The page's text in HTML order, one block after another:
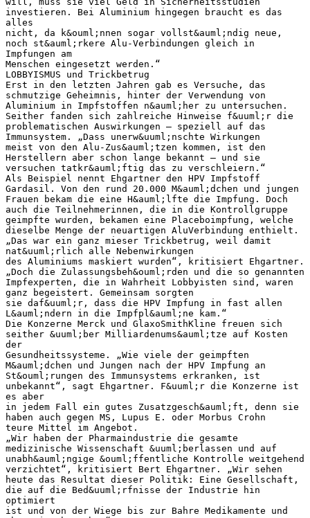
investieren. Bei Aluminium hingegen braucht es das
alles
nicht, da k&ouml;nnen sogar vollst&auml;ndig neue,
noch st&auml;rkere Alu-Verbindungen gleich in
Impfungen am
Menschen eingesetzt werden.“
LOBBYISMUS und Trickbetrug
Erst in den letzten Jahren gab es Versuche, das
schmutzige Geheimnis, hinter der Verwendung von
Aluminium in Impfstoffen n&auml;her zu untersuchen.
Seither fanden sich zahlreiche Hinweise f&uuml;r die
problematischen Auswirkungen – speziell auf das
Immunsystem. „Dass unerw&uuml;nschte Wirkungen
meist von den Alu-Zus&auml;tzen kommen, ist den
Herstellern aber schon lange bekannt – und sie
versuchen tatkr&auml;ftig das zu verschleiern.“
Als Beispiel nennt Ehgartner den HPV Impfstoff
Gardasil. Von den rund 20.000 M&auml;dchen und jungen
Frauen bekam die eine H&auml;lfte die Impfung. Doch
auch die Teilnehmerinnen, die in die Kontrollgruppe
geimpfte wurden, bekamen eine Placeboimpfung, welche
dieselbe Menge der neuartigen AluVerbindung enthielt.
„Das war ein ganz mieser Trickbetrug, weil damit
nat&uuml;rlich alle Nebenwirkungen
des Aluminiums maskiert wurden“, kritisiert Ehgartner.
„Doch die Zulassungsbeh&ouml;rden und die so genannten
Impfexperten, die in Wahrheit Lobbyisten sind, waren
ganz begeistert. Gemeinsam sorgten
sie daf&uuml;r, dass die HPV Impfung in fast allen
L&auml;ndern in die Impfpl&auml;ne kam.“
Die Konzerne Merck und GlaxoSmithKline freuen sich
seither &uuml;ber Milliardenums&auml;tze auf Kosten
der
Gesundheitssysteme. „Wie viele der geimpften
M&auml;dchen und Jungen nach der HPV Impfung an
St&ouml;rungen des Immunsystems erkranken, ist
unbekannt“, sagt Ehgartner. F&uuml;r die Konzerne ist
es aber
in jedem Fall ein gutes Zusatzgesch&auml;ft, denn sie
haben auch gegen MS, Lupus E. oder Morbus Crohn
teure Mittel im Angebot.
„Wir haben der Pharmaindustrie die gesamte
medizinische Wissenschaft &uuml;berlassen und auf
unabh&auml;ngige &ouml;ffentliche Kontrolle weitgehend
verzichtet“, kritisiert Bert Ehgartner. „Wir sehen
heute das Resultat dieser Politik: Eine Gesellschaft,
die auf die Bed&uuml;rfnisse der Industrie hin
optimiert
ist und von der Wiege bis zur Bahre Medikamente und